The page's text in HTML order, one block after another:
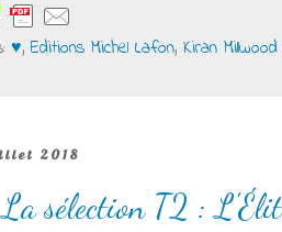
♥, Editions Michel Lafon, Kiran
2018
La sélection T2 :